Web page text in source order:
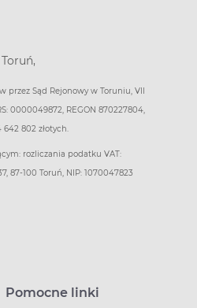
Sąd Rejonowy w Toruniu, VII
0000049872, REGON 870227804,
642 802 złotych.
rozliczania podatku VAT:
87-100 Toruń, NIP: 1070047823
Pomocne linki